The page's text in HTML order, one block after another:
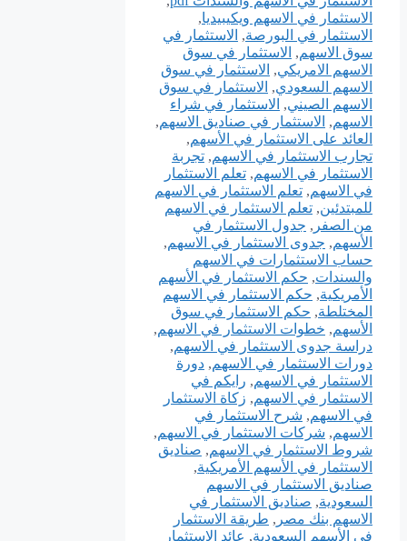
الاستثمار في الاسهم ويكيبيديا,
الاستثمار في البورصة, الاستثمار في
سوق الاسهم, الاستثمار في سوق
الاسهم الامريكي, الاستثمار في سوق
الاسهم السعودي, الاستثمار في سوق
الاسهم الصيني, الاستثمار في شراء
الاسهم, الاستثمار في صناديق الاسهم,
العائد على الاستثمار في الأسهم,
تجارب الاستثمار في الاسهم, تجربة
الاستثمار في الاسهم, تعلم الاستثمار
في الاسهم, تعلم الاستثمار في الاسهم
للمبتدئين, تعلم الاستثمار في الاسهم
من الصفر , جدول الاستثمار في
الأسهم, جدوى الاستثمار في الاسهم,
حساب الاستثمارات في الاسهم
والسندات, حكم الاستثمار في الأسهم
الأمريكية, حكم الاستثمار في الاسهم
المختلطة, حكم الاستثمار في سوق
الأسهم, خطوات الاستثمار في الاسهم,
دراسة جدوى الاستثمار في الاسهم,
دورات الاستثمار في الاسهم, دورة
الاستثمار في الاسهم, رايكم في
الاستثمار في الاسهم, زكاة الاستثمار
في الاسهم, شرح الاستثمار في
الاسهم, شركات الاستثمار في الاسهم,
شروط الاستثمار في الاسهم, صناديق
الاستثمار في الأسهم الأمريكية,
صناديق الاستثمار في الاسهم
السعودية, صناديق الاستثمار في
الاسهم بنك مصر , طريقة الاستثمار
في الأسهم السعودية, عائد الاستثمار